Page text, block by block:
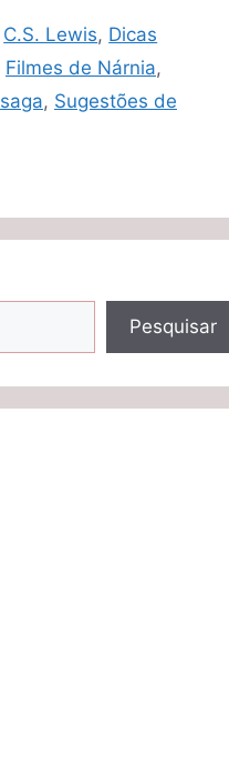
C.S. Lewis, Dicas
Filmes de Nárnia,
saga, Sugestões de
Pesquisar